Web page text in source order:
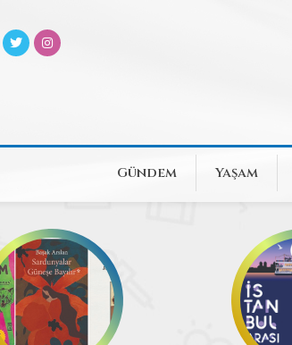
Gündem Yaşam